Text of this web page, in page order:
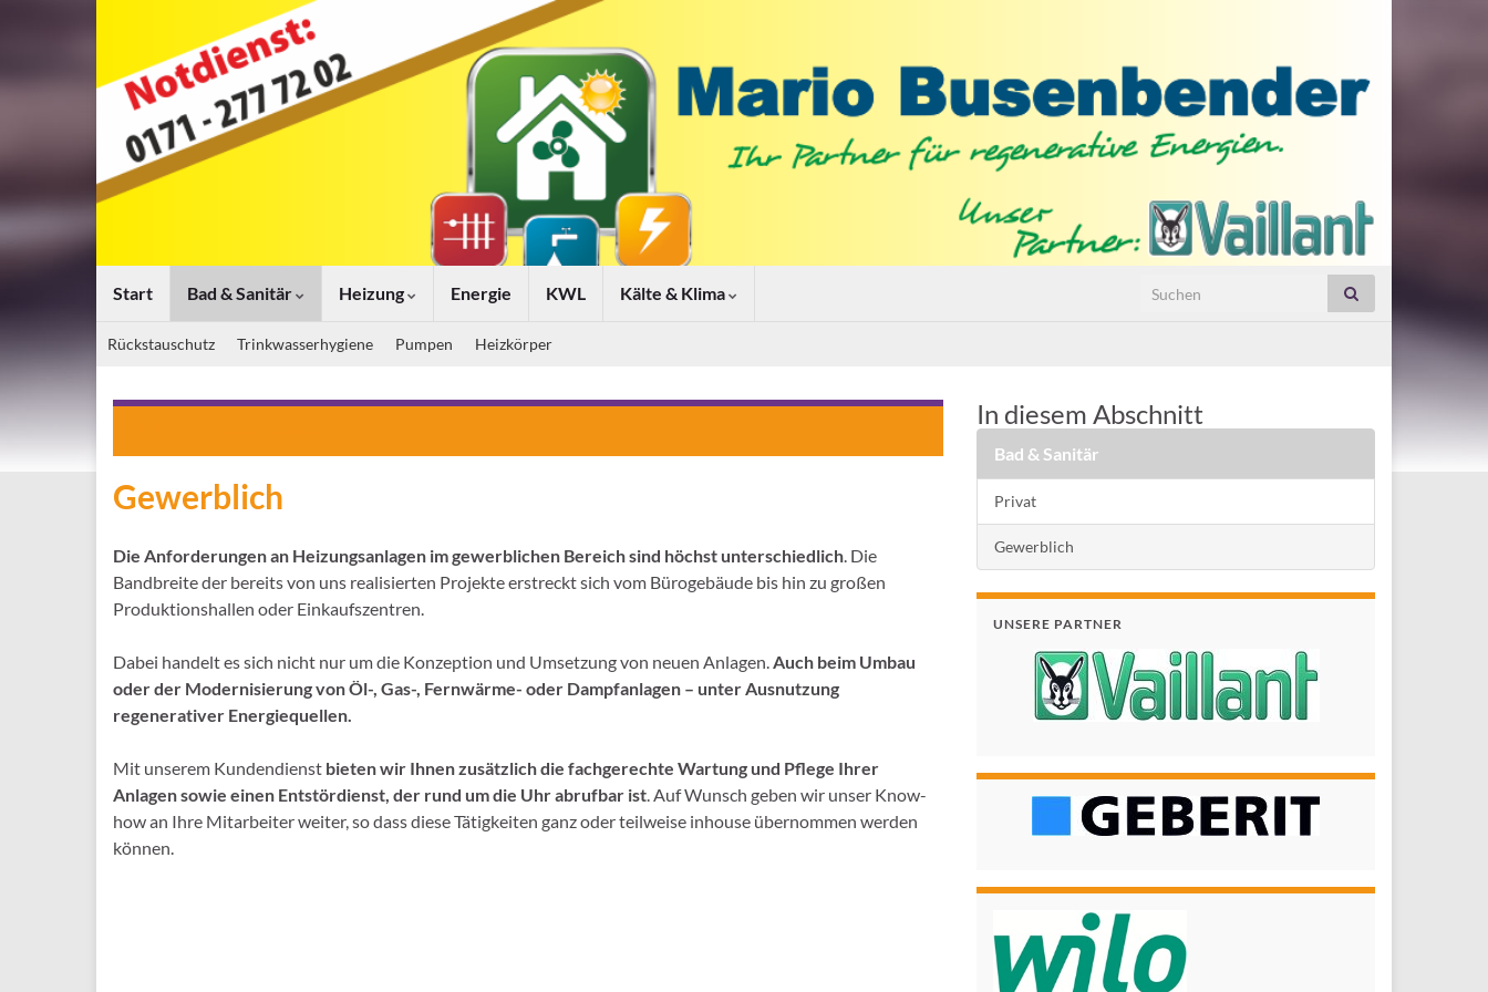
Start Bad & Sanitär Heizung Energie KWL Kälte & Klima Search for:
Rückstauschutz Trinkwasserhygiene Pumpen Heizkörper
Gewerblich
Die Anforderungen an Heizungsanlagen im gewerblichen Bereich sind höchst unterschiedlich. Die
Bandbreite der bereits von uns realisierten Projekte erstreckt sich vom Bürogebäude bis hin zu großen
Produktionshallen oder Einkaufszentren.
Dabei handelt es sich nicht nur um die Konzeption und Umsetzung von neuen Anlagen.Auch beim Umbau
oder der Modernisierung von Öl-, Gas-, Fernwärme- oder Dampfanlagen – unter Ausnutzung
regenerativer Energiequellen.
Mit unserem Kundendienst bieten wir Ihnen zusätzlich die fachgerechte Wartung und Pflege Ihrer
Anlagen sowie einen Entstördienst, der rund um die Uhr abrufbar ist. Auf Wunsch geben wir unser Know-
how an Ihre Mitarbeiter weiter, so dass diese Tätigkeiten ganz oder teilweise inhouse übernommen werden
können.
In diesem Abschnitt
Bad & Sanitär
Privat
Gewerblich
UNSERE PARTNER